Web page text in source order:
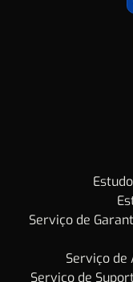
Serviço de
Serviço de
Serviço de